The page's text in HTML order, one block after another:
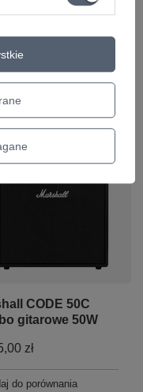
gitarowe
zł
do porównania
CODE 50C
gitarowe 50W
zł
do porównania